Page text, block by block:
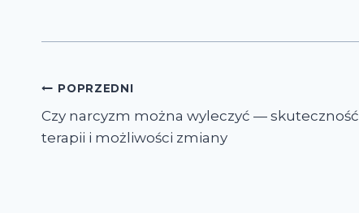
Nawigacja
wpisu
POPRZEDNI
Czy narcyzm można wyleczyć — skuteczność
terapii i możliwości zmiany